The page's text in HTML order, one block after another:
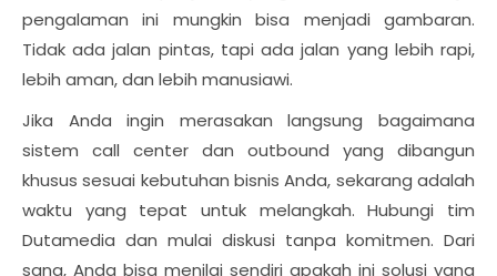
pengalaman ini mungkin bisa menjadi gambaran.
Tidak ada jalan pintas, tapi ada jalan yang lebih rapi,
lebih aman, dan lebih manusiawi.
Jika Anda ingin merasakan langsung bagaimana
sistem call center dan outbound yang dibangun
khusus sesuai kebutuhan bisnis Anda, sekarang adalah
waktu yang tepat untuk melangkah. Hubungi tim
Dutamedia dan mulai diskusi tanpa komitmen. Dari
sana, Anda bisa menilai sendiri apakah ini solusi yang